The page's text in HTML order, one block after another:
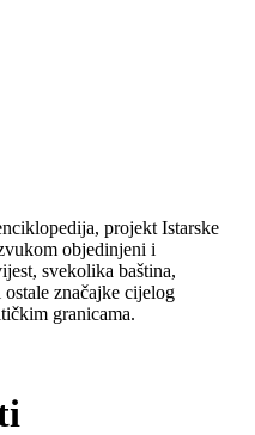
projekt Istarske
objedinjeni i
svekolika baština,
značajke cijelog
granicama.